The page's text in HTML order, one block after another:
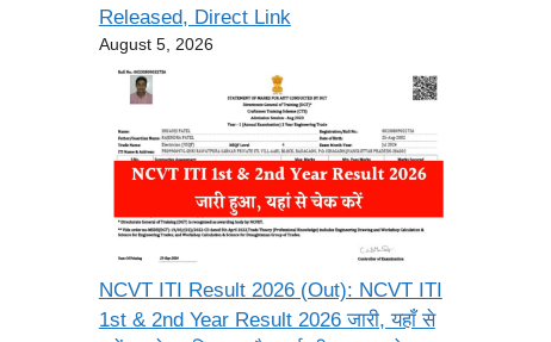
Released, Direct Link
August 5, 2026
NCVT ITI Result 2026 (Out): NCVT ITI
1st & 2nd Year Result 2026 जारी, यहाँ से